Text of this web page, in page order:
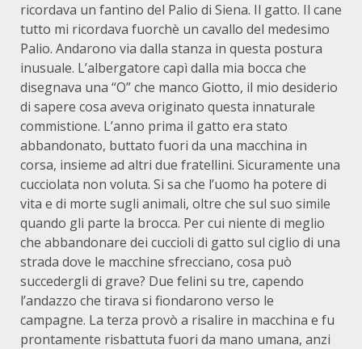
ricordava un fantino del Palio di Siena. Il gatto. Il cane
tutto mi ricordava fuorchè un cavallo del medesimo
Palio. Andarono via dalla stanza in questa postura
inusuale. L’albergatore capì dalla mia bocca che
disegnava una “O” che manco Giotto, il mio desiderio
di sapere cosa aveva originato questa innaturale
commistione. L’anno prima il gatto era stato
abbandonato, buttato fuori da una macchina in
corsa, insieme ad altri due fratellini. Sicuramente una
cucciolata non voluta. Si sa che l’uomo ha potere di
vita e di morte sugli animali, oltre che sul suo simile
quando gli parte la brocca. Per cui niente di meglio
che abbandonare dei cuccioli di gatto sul ciglio di una
strada dove le macchine sfrecciano, cosa può
succedergli di grave? Due felini su tre, capendo
l’andazzo che tirava si fiondarono verso le
campagne. La terza provò a risalire in macchina e fu
prontamente risbattuta fuori da mano umana, anzi